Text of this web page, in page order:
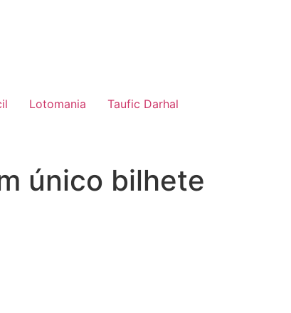
Lotomania
Taufic Darhal
único bilhete